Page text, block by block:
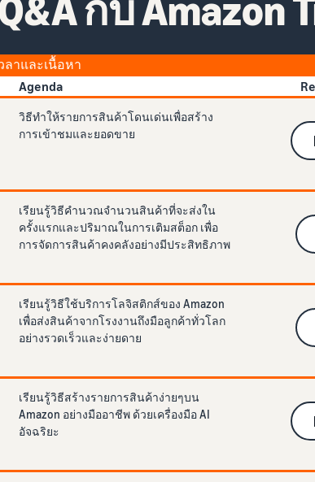
ลาและเนื้อหา
Agenda
วิธีทำให้รายการสินค้าโดนเด่นเพื่อสร้าง
การเข้าชมและยอดขาย
เรียนรู้วิธีคำนวณจำนวนสินค้าที่จะส่งใน
ครั้งแรกและปริมาณในการเติมสต็อก เพื่อ
การจัดการสินค้าคงคลังอย่างมีประสิทธิภาพ
เรียนรู้วิธีใช้บริการโลจิสติกส์ของ Amazon
เพื่อส่งสินค้าจากโรงงานถึงมือลูกค้าทั่วโลก
อย่างรวดเร็วและง่ายดาย
เรียนรู้วิธีสร้างรายการสินค้าง่ายๆบน
Amazon อย่างมืออาชีพ ด้วยเครื่องมือ AI
อัจฉริยะ